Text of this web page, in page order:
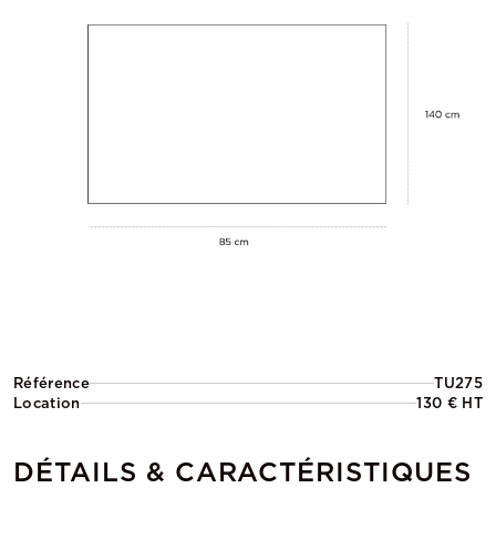
Référence
TU275
Location
130 € HT
DÉTAILS & CARACTÉRISTIQUES